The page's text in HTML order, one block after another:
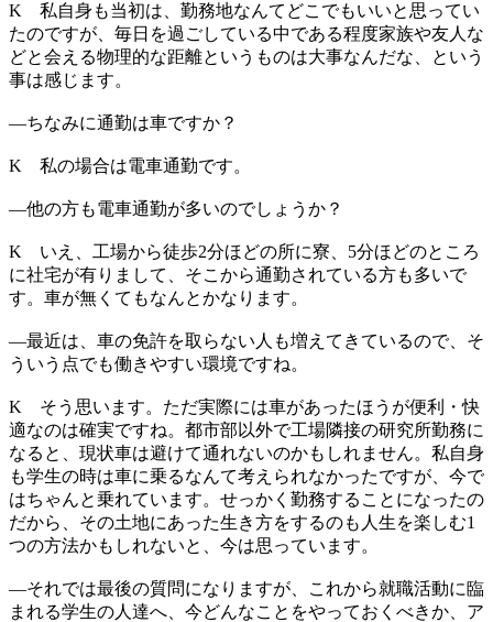
K 私自身も当初は、勤務地なんてどこでもいいと思ってい
たのですが、毎日を過ごしている中である程度家族や友人な
どと会える物理的な距離というものは大事なんだな、という
事は感じます。
―ちなみに通勤は車ですか？
K 私の場合は電車通勤です。
―他の方も電車通勤が多いのでしょうか？
K いえ、工場から徒歩2分ほどの所に寮、5分ほどのところ
に社宅が有りまして、そこから通勤されている方も多いで
す。車が無くてもなんとかなります。
―最近は、車の免許を取らない人も増えてきているので、そ
ういう点でも働きやすい環境ですね。
K そう思います。ただ実際には車があったほうが便利・快
適なのは確実ですね。都市部以外で工場隣接の研究所勤務に
なると、現状車は避けて通れないのかもしれません。私自身
も学生の時は車に乗るなんて考えられなかったですが、今で
はちゃんと乗れています。せっかく勤務することになったの
だから、その土地にあった生き方をするのも人生を楽しむ1
つの方法かもしれないと、今は思っています。
―それでは最後の質問になりますが、これから就職活動に臨
まれる学生の人達へ、今どんなことをやっておくべきか、ア